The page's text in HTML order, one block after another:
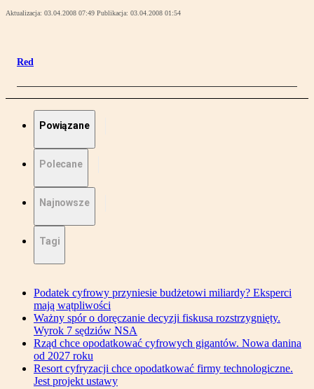
Aktualizacja: 03.04.2008 07:49 Publikacja: 03.04.2008 01:54
Red
Powiązane
Polecane
Najnowsze
Tagi
Podatek cyfrowy przyniesie budżetowi miliardy? Eksperci
mają wątpliwości
Ważny spór o doręczanie decyzji fiskusa rozstrzygnięty.
Wyrok 7 sędziów NSA
Rząd chce opodatkować cyfrowych gigantów. Nowa danina
od 2027 roku
Resort cyfryzacji chce opodatkować firmy technologiczne.
Jest projekt ustawy